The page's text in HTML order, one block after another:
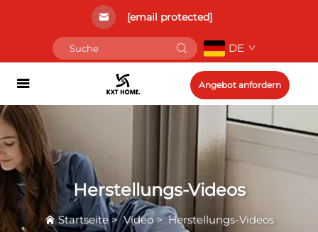
[email protected]
DE
Angebot anfordern
Herstellungs-Videos
Startseite>Video>Herstellungs-Videos